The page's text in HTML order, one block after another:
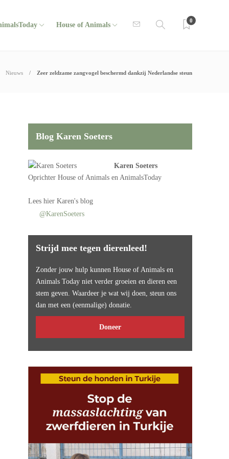
House of Animals
0
Nieuws Zeer zeldzame zangvogel beschermd dankzij Nederlandse steun
Blog Karen Soeters
Karen Soeters
OprichterHouse of Animals en AnimalsToday
Leeshier Karen's blog
@KarenSoeters
Strijd mee tegen dierenleed!
Zonder jouw hulp kunnen House of Animals en
Animals Today niet verder groeien en dieren een
stem geven. Waardeer je wat wij doen, steun ons
dan met een (eenmalige) donatie.
Doneer